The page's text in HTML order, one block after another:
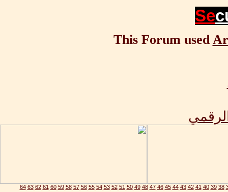
Se
This Forum used
38
39
40
41
42
43
44
45
46
47
48
49
50
51
52
53
54
55
56
57
58
59
60
61
62
63
64